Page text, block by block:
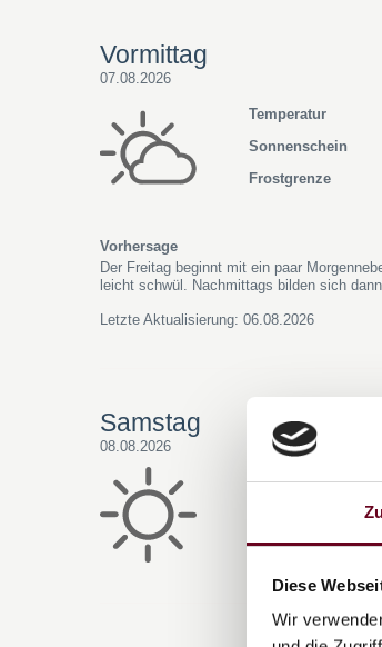
Diese
Wir
Vormittag
07.08.2026
Temperatur
Sonnenschein
Frostgrenze
Vorhersage
Der Freitag beginnt mit ein paar
leicht schwül. Nachmittags bilden sich
Letzte Aktualisierung: 06.08.2026
Samstag
08.08.2026
Temperatur
Frostgrenze